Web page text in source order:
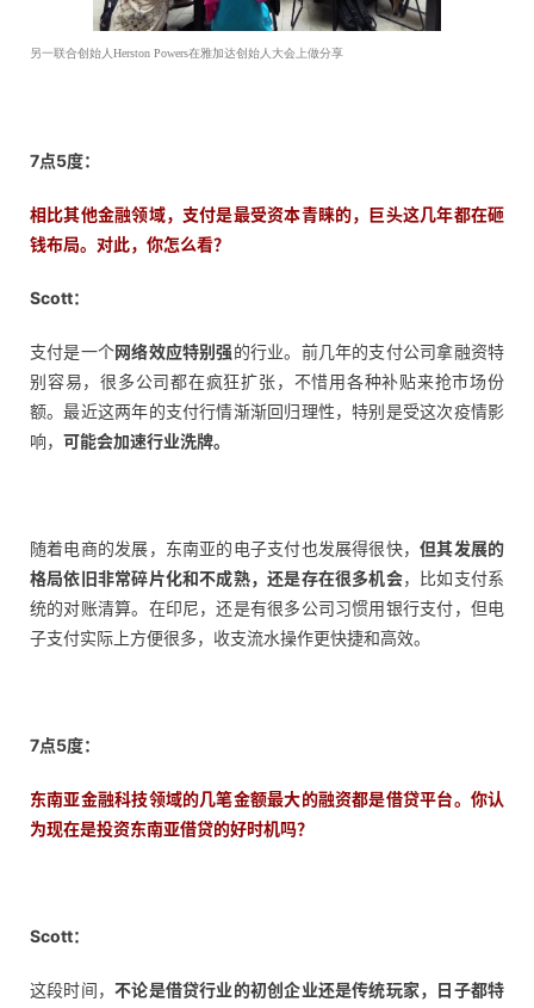
另一联合创始人Herston Powers在雅加达创始人大会上做分享
7点5度：
相比其他金融领域，支付是最受资本青睐的，巨头这几年都在砸
钱布局。对此，你怎么看？
Scott：
支付是一个网络效应特别强的行业。前几年的支付公司拿融资特
别容易，很多公司都在疯狂扩张，不惜用各种补贴来抢市场份
额。最近这两年的支付行情渐渐回归理性，特别是受这次疫情影
响， 可能会加速行业洗牌。
随着电商的发展，东南亚的电子支付也发展得很快，但其发展的
格局依旧非常碎片化和不成熟，还是存在很多机会，比如支付系
统的对账清算。在印尼，还是有很多公司习惯用银行支付，但电
子支付实际上方便很多，收支流水操作更快捷和高效。
7点5度：
东南亚金融科技领域的几笔金额最大的融资都是借贷平台。你认
为现在是投资东南亚借贷的好时机吗？
Scott：
这段时间，不论是借贷行业的初创企业还是传统玩家，日子都特